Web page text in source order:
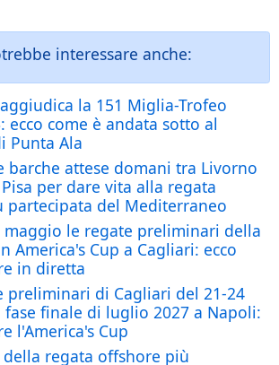
interessare anche:
aggiudica la 151 Miglia-Trofeo
ecco come è andata sotto al
Punta Ala
barche attese domani tra Livorno
per dare vita alla regata
partecipata del Mediterraneo
maggio le regate preliminari della
America's Cup a Cagliari: ecco
in diretta
preliminari di Cagliari del 21-24
finale di luglio 2027 a Napoli:
l'America's Cup
della regata offshore più